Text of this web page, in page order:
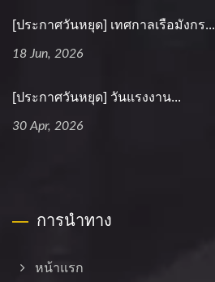
[ประกาศวันหยุด] เทศกาลเรือมังกร...
18 Jun, 2026
[ประกาศวันหยุด] วันแรงงาน...
30 Apr, 2026
การนำทาง
หน้าแรก